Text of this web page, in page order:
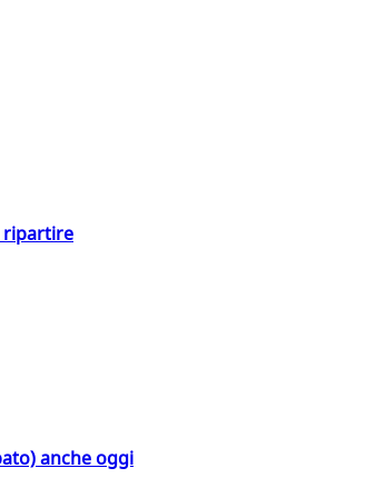
ripartire
anche oggi